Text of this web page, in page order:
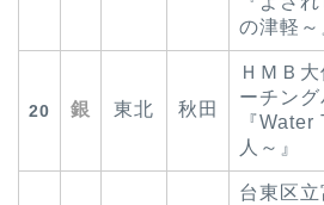
の津軽～
20 銀 東北 秋田
ＨＭＢ
ーチング
『
人～』
台東区